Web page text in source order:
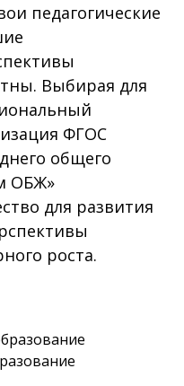
педагогические
Выбирая для
ФГОС
общего
ОБЖ»
для развития
роста.